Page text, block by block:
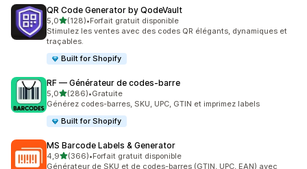
QR Code Generator by QodeVault
5,0étoile(s) sur 5
(128)
128 avis au total
•Forfait gratuit disponible
Stimulez les ventes avec des codes QR élégants, dynamiques et
traçables.
Built for Shopify
RF — Générateur de codes‑barre
5,0étoile(s) sur 5
(286)
286 avis au total
•Gratuite
Générez codes-barres, SKU, UPC, GTIN et imprimez labels
Built for Shopify
MS Barcode Labels & Generator
4,9étoile(s) sur 5
(366)
366 avis au total
•Forfait gratuit disponible
Générateur de SKU et de codes-barres (GTIN, UPC, EAN) avec